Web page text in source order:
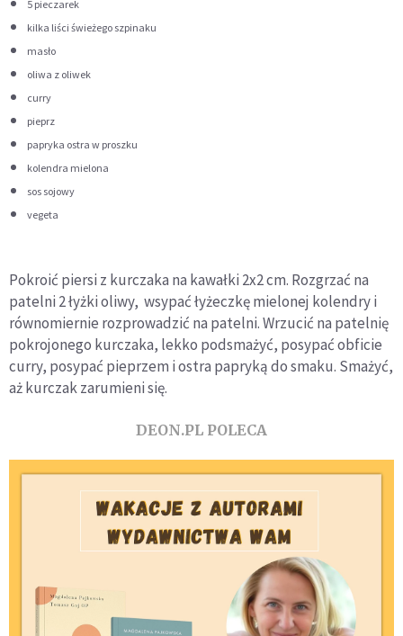
5 pieczarek
kilka liści świeżego szpinaku
masło
oliwa z oliwek
curry
pieprz
papryka ostra w proszku
kolendra mielona
sos sojowy
vegeta
Pokroić piersi z kurczaka na kawałki 2x2 cm. Rozgrzać na
patelni 2 łyżki oliwy, wsypać łyżeczkę mielonej kolendry i
równomiernie rozprowadzić na patelni. Wrzucić na patelnię
pokrojonego kurczaka, lekko podsmażyć, posypać obficie
curry, posypać pieprzem i ostra papryką do smaku. Smażyć,
aż kurczak zarumieni się.
DEON.PL POLECA